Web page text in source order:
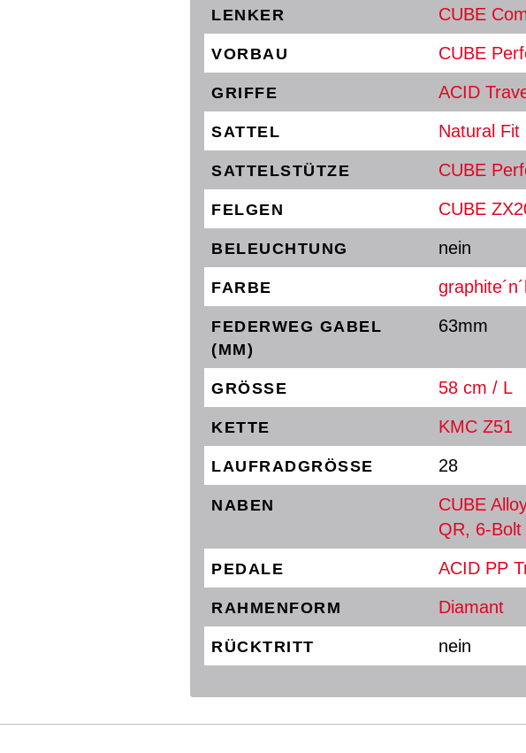
LENKER CUBE
VORBAU CUBE
GRIFFE ACID
SATTEL Natural Fit
SATTELSTÜTZE CUBE
FELGEN CUBE
BELEUCHTUNG nein
FARBE
FEDERWEG GABEL
(MM)
63mm
GRÖSSE 58 cm / L
KETTE KMC Z51
LAUFRADGRÖSSE 28
NABEN
CUBE
QR, 6-Bolt
PEDALE ACID PP
RAHMENFORM Diamant
RÜCKTRITT nein